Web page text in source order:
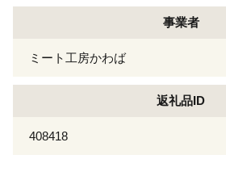
事業者
ミート工房かわば
返礼品ID
408418